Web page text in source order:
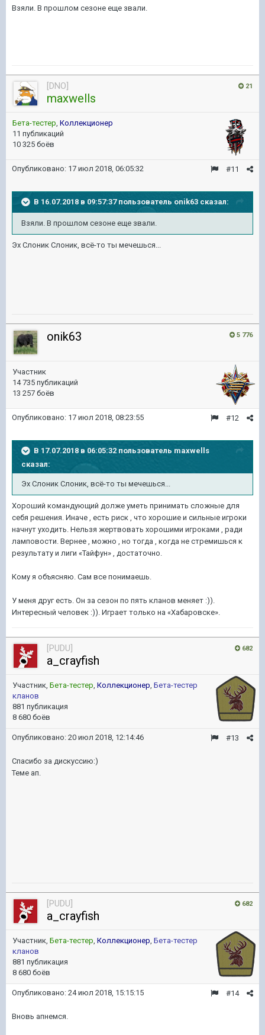
Взяли. В прошлом сезоне еще звали.
21
[DNO]
maxwells
Бета-тестер, Коллекционер
11 публикаций
10 325 боёв
#11
Опубликовано: 17 июл 2018, 06:05:32
В 16.07.2018 в 09:57:37 пользователь onik63 сказал:
Взяли. В прошлом сезоне еще звали.
Эх Слоник Слоник, всё-то ты мечешься...
5 776
onik63
Участник
14 735 публикаций
13 257 боёв
#12
Опубликовано: 17 июл 2018, 08:23:55
В 17.07.2018 в 06:05:32 пользователь maxwells
сказал:
Эх Слоник Слоник, всё-то ты мечешься...
Хороший командующий долже уметь принимать сложные для
себя решения. Иначе , есть риск , что хорошие и сильные игроки
начнут уходить. Нельзя жертвовать хорошими игроками , ради
ламповости. Вернее , можно , но тогда , когда не стремишься к
результату и лиги «Тайфун» , достаточно.
Кому я объясняю. Сам все понимаешь.
У меня друг есть. Он за сезон по пять кланов меняет :)).
Интересный человек :)). Играет только на «Хабаровске».
682
[PUDU]
a_crayfish
Участник, Бета-тестер, Коллекционер, Бета-тестер
кланов
881 публикация
8 680 боёв
#13
Опубликовано: 20 июл 2018, 12:14:46
Спасибо за дискуссию:)
Теме ап.
682
[PUDU]
a_crayfish
Участник, Бета-тестер, Коллекционер, Бета-тестер
кланов
881 публикация
8 680 боёв
#14
Опубликовано: 24 июл 2018, 15:15:15
Вновь апнемся.